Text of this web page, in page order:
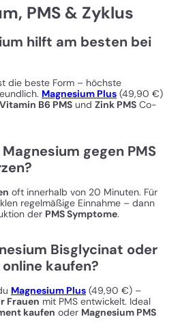
PMS & Zyklus
hilft am besten bei
die beste Form – höchste
Magnesium Plus (49,90 €)
Vitamin B6 PMS und Zink PMS Co-
gegen PMS
oft innerhalb von 20 Minuten. Für
regelmäßige Einnahme – dann
der PMS Symptome.
Bisglycinat oder
kaufen?
Magnesium Plus (49,90 €) –
Frauen mit PMS entwickelt. Ideal
kaufen oder Magnesium PMS